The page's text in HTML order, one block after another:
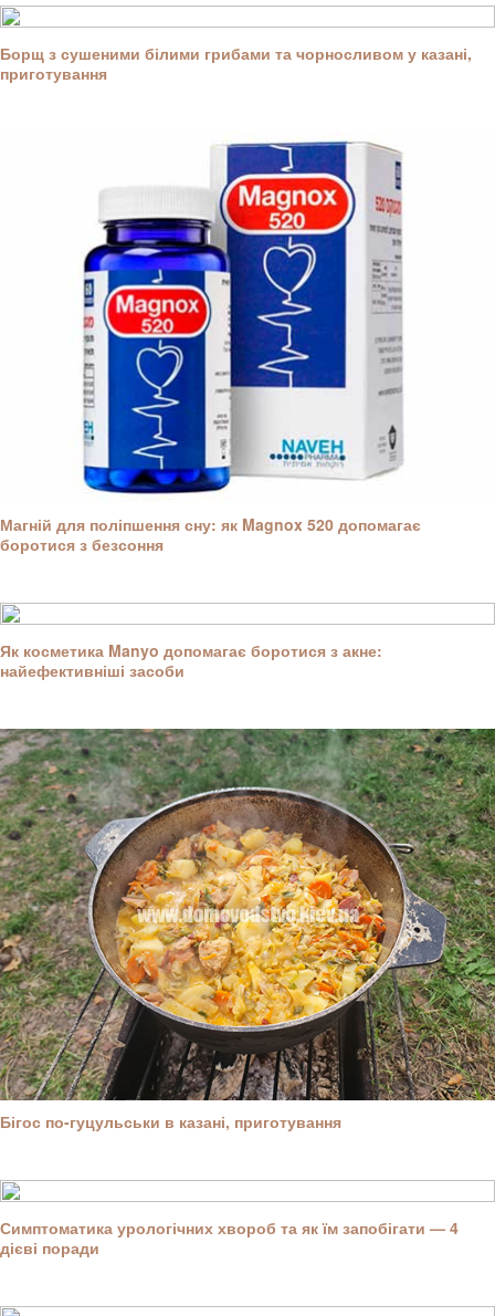
Борщ з сушеними білими грибами та чорносливом у казані,
приготування
Магній для поліпшення сну: як Magnox 520 допомагає
боротися з безсоння
Як косметика Manyo допомагає боротися з акне:
найефективніші засоби
Бігос по-гуцульськи в казані, приготування
Симптоматика урологічних хвороб та як їм запобігати — 4
дієві поради